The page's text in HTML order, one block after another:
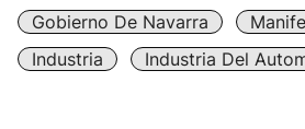
Gobierno De Navarra
Industria
Industria Del